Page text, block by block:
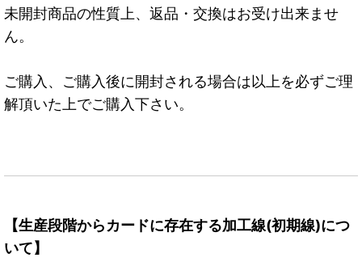
未開封商品の性質上、返品・交換はお受け出来ませ
ん。
ご購入、ご購入後に開封される場合は以上を必ずご理
解頂いた上でご購入下さい。
【生産段階からカードに存在する加工線(初期線)につ
いて】